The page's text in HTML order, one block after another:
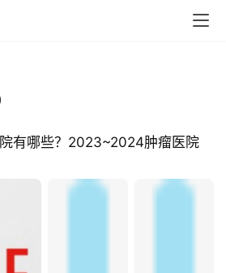
有哪些？2023~2024肿瘤医院